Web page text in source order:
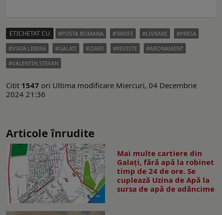
ETICHETAT CU POSTA ROMANA TARIFE LIVRARE
PRESA
VIATA LIBERA
GALATI ZIARE REVISTE
ABONAMENT
VALENTIN STEFAN
Citit 1547 ori Ultima modificare Miercuri, 04 Decembrie
2024 21:36
Articole înrudite
Mai multe cartiere din
Galați, fără apă la robinet
timp de 24 de ore. Se
cuplează Uzina de Apă la
sursa de apă de adâncime